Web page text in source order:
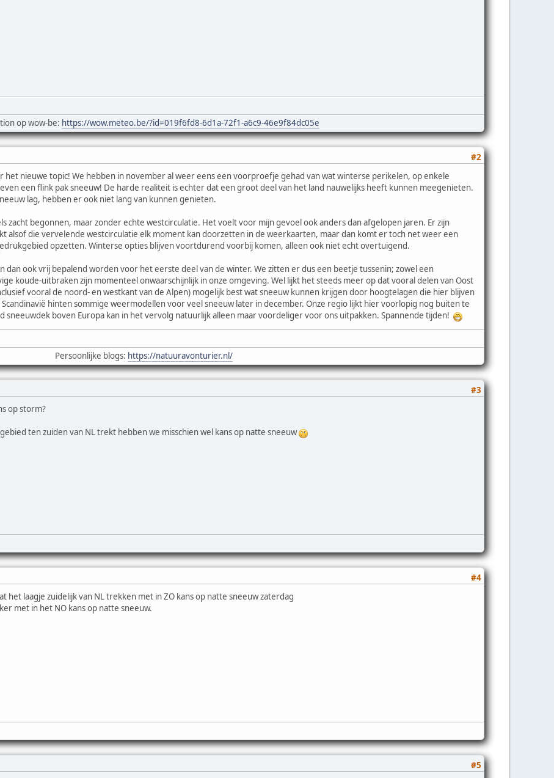
op wow-be: https://wow.meteo.be/?id=019f6fd8-6d1a-72f1-a6c9-46e9f84dc05e
#2
het nieuwe topic! We hebben in november al weer eens een voorproefje gehad van wat winterse perikelen, op enkele
een flink pak sneeuw! De harde realiteit is echter dat een groot deel van het land nauwelijks heeft kunnen meegenieten.
lag, hebben er ook niet lang van kunnen genieten.
zacht begonnen, maar zonder echte westcirculatie. Het voelt voor mijn gevoel ook anders dan afgelopen jaren. Er zijn
alsof die vervelende westcirculatie elk moment kan doorzetten in de weerkaarten, maar dan komt er toch net weer een
opzetten. Winterse opties blijven voortdurend voorbij komen, alleen ook niet echt overtuigend.
dan ook vrij bepalend worden voor het eerste deel van de winter. We zitten er dus een beetje tussenin; zowel een
koude-uitbraken zijn momenteel onwaarschijnlijk in onze omgeving. Wel lijkt het steeds meer op dat vooral delen van Oost
vooral de noord- en westkant van de Alpen) mogelijk best wat sneeuw kunnen krijgen door hoogtelagen die hier blijven
hinten sommige weermodellen voor veel sneeuw later in december. Onze regio lijkt hier voorlopig nog buiten te
sneeuwdek boven Europa kan in het vervolg natuurlijk alleen maar voordeliger voor ons uitpakken. Spannende tijden!
Persoonlijke blogs: https://natuuravonturier.nl/
#3
op storm?
ten zuiden van NL trekt hebben we misschien wel kans op natte sneeuw
#4
het laagje zuidelijk van NL trekken met in ZO kans op natte sneeuw zaterdag
met in het NO kans op natte sneeuw.
#5